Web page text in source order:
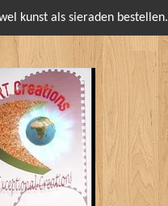
kunst als sieraden bestellen.